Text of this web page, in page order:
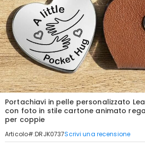
Portachiavi in pelle personalizzato
con foto in stile cartone animato
per coppie
Articolo#:DRJK0737Scrivi una recensione